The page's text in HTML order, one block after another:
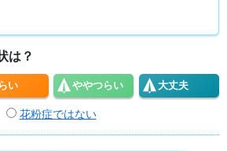
は？
い ややつらい 大丈夫
花粉症ではない